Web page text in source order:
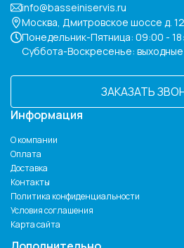
info@basseiniservis.ru
Москва, Дмитровское шоссе д.
Понедельник-Пятница: 09:00 -
Суббота-Воскресенье: выходные
ЗАКАЗАТЬ
Информация
О компании
Оплата
Доставка
Контакты
Политика конфиденциальности
Условия соглашения
Карта сайта